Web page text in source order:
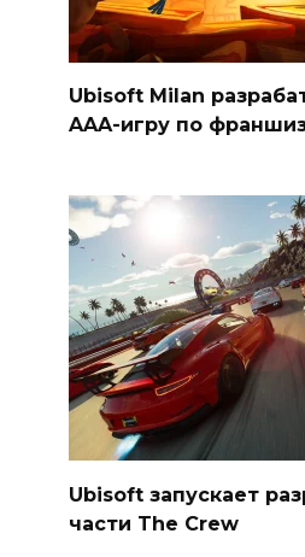
Ubisoft Milan
AAA-игру по
Ubisoft запускает
части The Crew